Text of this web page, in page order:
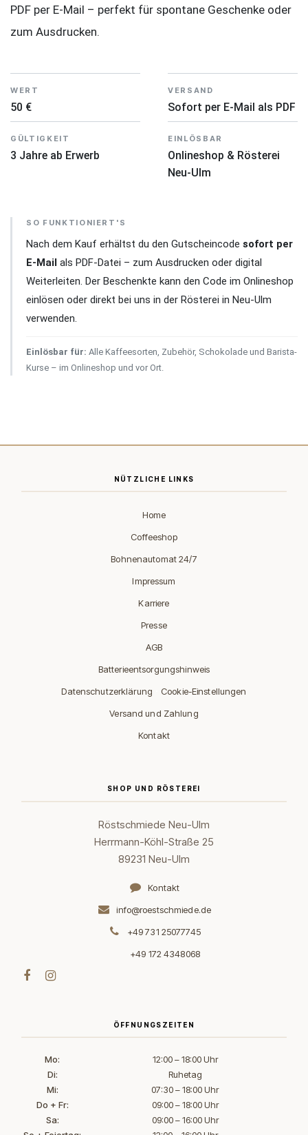
PDF per E-Mail – perfekt für spontane Geschenke oder
zum Ausdrucken.
WERT
50 €
VERSAND
Sofort per E-Mail als PDF
GÜLTIGKEIT
3 Jahre ab Erwerb
EINLÖSBAR
Onlineshop & Rösterei
Neu-Ulm
SO FUNKTIONIERT'S
Nach dem Kauf erhältst du den Gutscheincode sofort per
E-Mail als PDF-Datei – zum Ausdrucken oder digital
Weiterleiten. Der Beschenkte kann den Code im Onlineshop
einlösen oder direkt bei uns in der Rösterei in Neu-Ulm
verwenden.
Einlösbar für: Alle Kaffeesorten, Zubehör, Schokolade und Barista-
Kurse – im Onlineshop und vor Ort.
NÜTZLICHE LINKS
Home
Coffeeshop
Bohnenautomat 24/7
Impressum
Karriere
Presse
AGB
Batterieentsorgungshinweis
Datenschutzerklärung
Cookie-Einstellungen
Versand und Zahlung
Kontakt
SHOP UND RÖSTEREI
Röstschmiede Neu-Ulm
Herrmann-Köhl-Straße 25
89231 Neu-Ulm
Kontakt
info@roestschmiede.de
+49 731 25077745
+49 172 4348068
ÖFFNUNGSZEITEN
Mo:
12:00 – 18:00 Uhr
Di:
Ruhetag
Mi:
07:30 – 18:00 Uhr
Do + Fr:
09:00 – 18:00 Uhr
Sa:
09:00 – 16:00 Uhr